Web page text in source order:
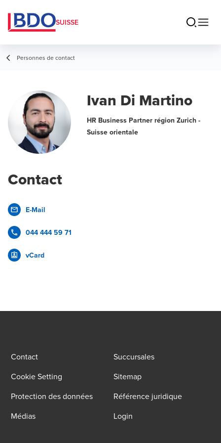
SUISSE
Personnes de contact
Ivan Di Martino
HR Business Partner région Zurich -
Suisse orientale
Contact
E-Mail
044 444 59 71
vCard
Contact
Succursales
Cookie Setting
Sitemap
Protection des données
Référence juridique
Médias
Login